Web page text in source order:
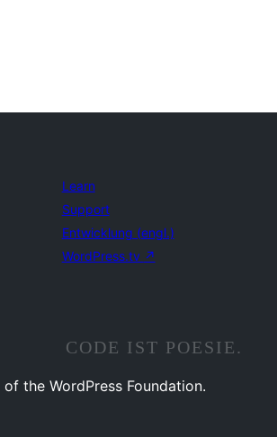
Learn
Support
Entwicklung (engl.)
WordPress.tv ↗
CODE IST POESIE.
the WordPress Foundation.